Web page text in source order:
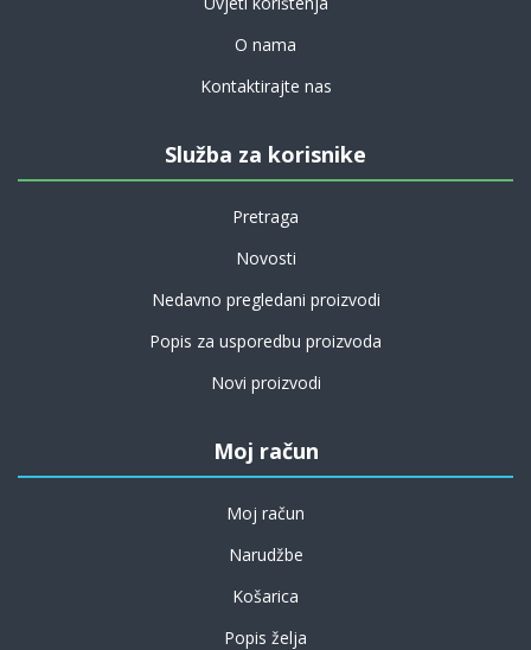
O nama
Kontaktirajte nas
Služba za korisnike
Pretraga
Novosti
Nedavno pregledani proizvodi
Popis za usporedbu proizvoda
Novi proizvodi
Moj račun
Moj račun
Narudžbe
Košarica
Popis želja